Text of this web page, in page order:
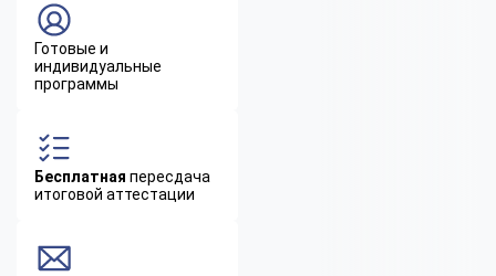
Готовые и
индивидуальные
программы
Бесплатная пересдача
итоговой аттестации